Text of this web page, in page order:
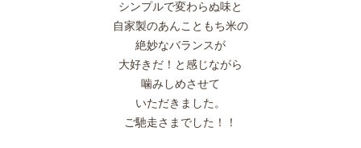
シンプルで変わらぬ味と
自家製のあんこともち米の
絶妙なバランスが
大好きだ！と感じながら
噛みしめさせて
いただきました。
ご馳走さまでした！！